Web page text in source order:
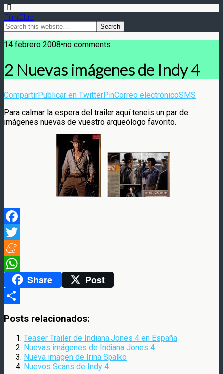
FilmClub
14 febrero 2008•no comments
2 Nuevas imágenes de Indy 4
CompartirPublicar en TwitterPinCorreo electrónicoSMS
Para calmar la espera del trailer aquí teneis un par de
imágenes nuevas de vuestro arqueólogo favorito.
Facebook
Twitter
Meneame
WhatsAppShare Post
Posts relacionados:
Teaser Trailer de Indiana Jones 4 en España
Nuevas imágenes de Indiana Jones 4
Nueva imagen de Irina Spalko
Nuevos Scans de Indy 4